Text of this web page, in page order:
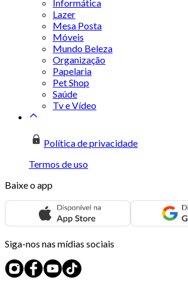
Informática
Lazer
Mesa Posta
Móveis
Mundo Beleza
Organização
Papelaria
Pet Shop
Saúde
Tv e Vídeo
Política de privacidade
Termos de uso
Baixe o app
Siga-nos nas mídias sociais